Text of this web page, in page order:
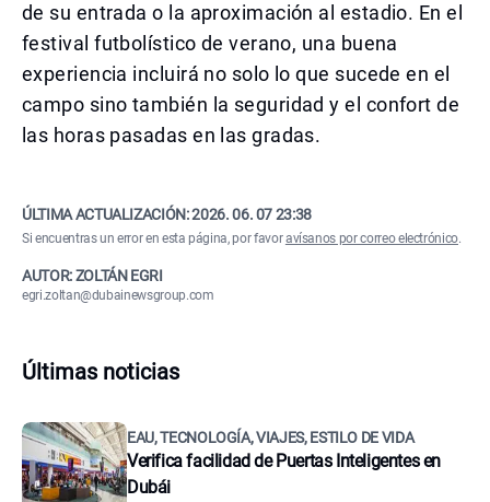
de su entrada o la aproximación al estadio. En el
festival futbolístico de verano, una buena
experiencia incluirá no solo lo que sucede en el
campo sino también la seguridad y el confort de
las horas pasadas en las gradas.
ÚLTIMA ACTUALIZACIÓN:2026. 06. 07 23:38
Si encuentras un error en esta página, por favoravísanos por correo electrónico.
AUTOR: ZOLTÁN EGRI
egri.zoltan@dubainewsgroup.com
Últimas noticias
EAU, TECNOLOGÍA, VIAJES, ESTILO DE VIDA
Verifica facilidad de Puertas Inteligentes en
Dubái